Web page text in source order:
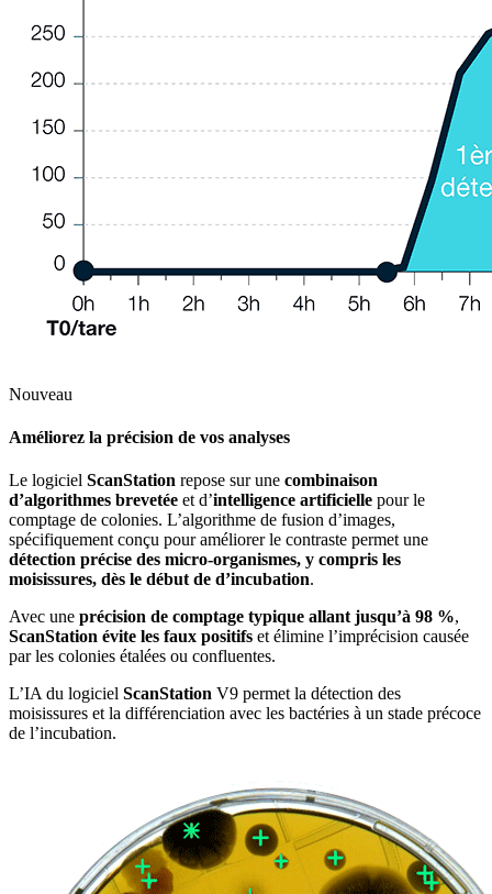
Nouveau
Améliorez la précision de vos analyses
Le logiciel ScanStation repose sur une combinaison
d’algorithmes brevetée et d’intelligence artificielle pour le
comptage de colonies. L’algorithme de fusion d’images,
spécifiquement conçu pour améliorer le contraste permet une
détection précise des micro-organismes, y compris les
moisissures, dès le début de d’incubation.
Avec une précision de comptage typique allant jusqu’à 98 %,
ScanStation évite les faux positifs et élimine l’imprécision causée
par les colonies étalées ou confluentes.
L’IA du logiciel ScanStation V9 permet la détection des
moisissures et la différenciation avec les bactéries à un stade précoce
de l’incubation.